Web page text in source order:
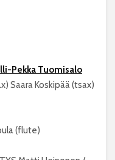
Pekka Tuomisalo
Saara Koskipää (tsax)
(flute)